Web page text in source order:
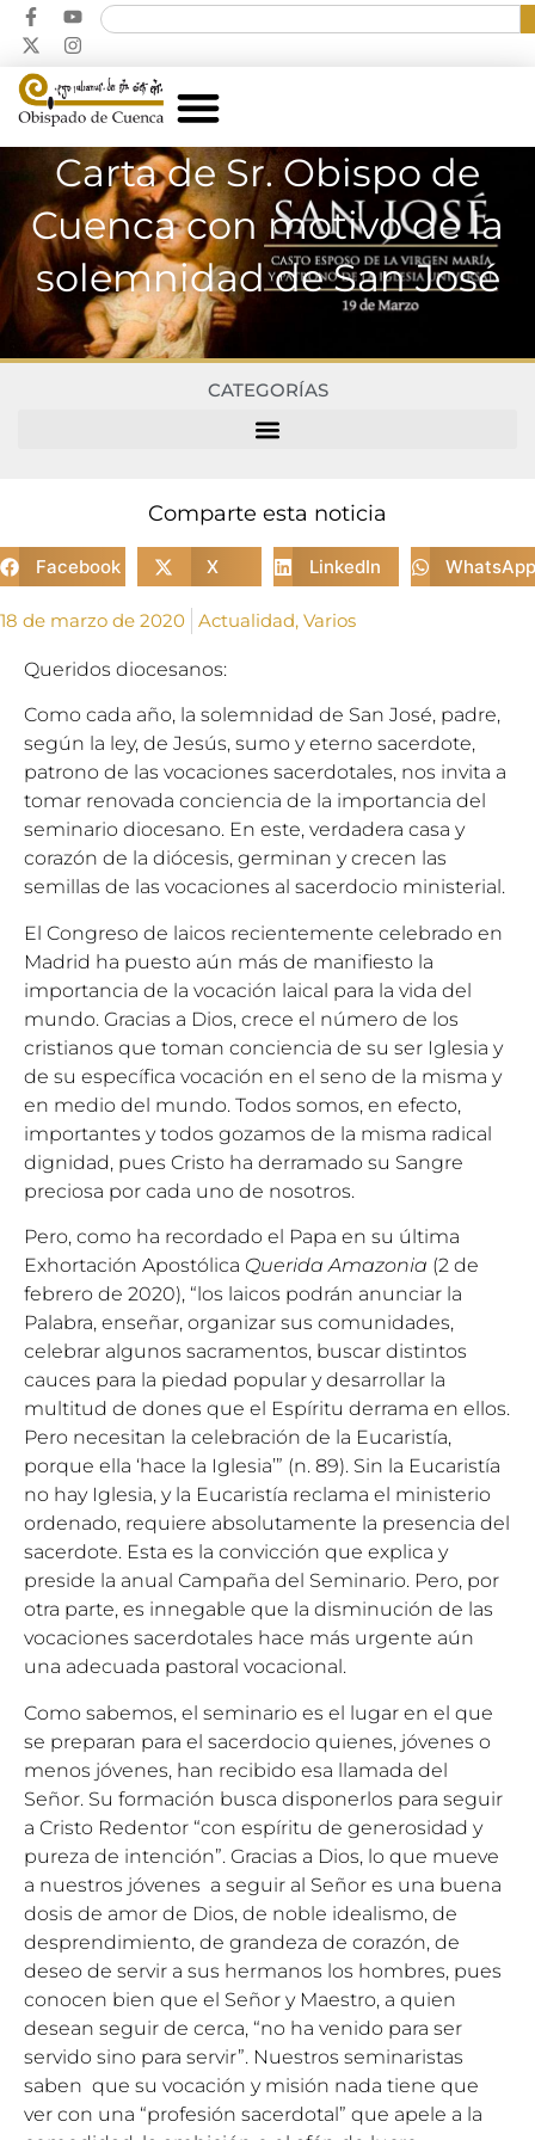
Carta de Sr. Obispo de
Cuenca con motivo de la
solemnidad de San José
CATEGORÍAS
Comparte esta noticia
Facebook X LinkedIn WhatsApp
18 de marzo de 2020 Actualidad, Varios
Queridos diocesanos:
Como cada año, la solemnidad de San José, padre,
según la ley, de Jesús, sumo y eterno sacerdote,
patrono de las vocaciones sacerdotales, nos invita a
tomar renovada conciencia de la importancia del
seminario diocesano. En este, verdadera casa y
corazón de la diócesis, germinan y crecen las
semillas de las vocaciones al sacerdocio ministerial.
El Congreso de laicos recientemente celebrado en
Madrid ha puesto aún más de manifiesto la
importancia de la vocación laical para la vida del
mundo. Gracias a Dios, crece el número de los
cristianos que toman conciencia de su ser Iglesia y
de su específica vocación en el seno de la misma y
en medio del mundo. Todos somos, en efecto,
importantes y todos gozamos de la misma radical
dignidad, pues Cristo ha derramado su Sangre
preciosa por cada uno de nosotros.
Pero, como ha recordado el Papa en su última
Exhortación Apostólica Querida Amazonia (2 de
febrero de 2020), “los laicos podrán anunciar la
Palabra, enseñar, organizar sus comunidades,
celebrar algunos sacramentos, buscar distintos
cauces para la piedad popular y desarrollar la
multitud de dones que el Espíritu derrama en ellos.
Pero necesitan la celebración de la Eucaristía,
porque ella ‘hace la Iglesia’” (n. 89). Sin la Eucaristía
no hay Iglesia, y la Eucaristía reclama el ministerio
ordenado, requiere absolutamente la presencia del
sacerdote. Esta es la convicción que explica y
preside la anual Campaña del Seminario. Pero, por
otra parte, es innegable que la disminución de las
vocaciones sacerdotales hace más urgente aún
una adecuada pastoral vocacional.
Como sabemos, el seminario es el lugar en el que
se preparan para el sacerdocio quienes, jóvenes o
menos jóvenes, han recibido esa llamada del
Señor. Su formación busca disponerlos para seguir
a Cristo Redentor “con espíritu de generosidad y
pureza de intención”. Gracias a Dios, lo que mueve
a nuestros jóvenes a seguir al Señor es una buena
dosis de amor de Dios, de noble idealismo, de
desprendimiento, de grandeza de corazón, de
deseo de servir a sus hermanos los hombres, pues
conocen bien que el Señor y Maestro, a quien
desean seguir de cerca, “no ha venido para ser
servido sino para servir”. Nuestros seminaristas
saben que su vocación y misión nada tiene que
ver con una “profesión sacerdotal” que apele a la